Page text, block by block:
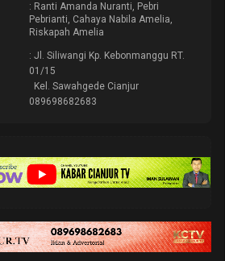
: Ranti Amanda Nuranti, Pebri
Pebrianti, Cahaya Nabila Amelia,
Riskapah Amelia
: Jl. Siliwangi Kp. Kebonmanggu RT.
01/15
Kel. Sawahgede Cianjur
089698682683